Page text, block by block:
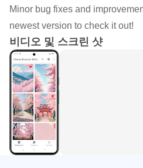
이미지를 기기에 저장
🖼️ 시각적 스타일
배경화면은 부드러운 핑크빛, 봄
으로 디자인되었습니다. 일부
원작자의 무료 라이선스 하에
🧘 간편한 디자인
벚꽃 배경화면은 사용하기 쉽도
Minor bug fixes and
newest version to check it out!
비디오 및 스크린 샷